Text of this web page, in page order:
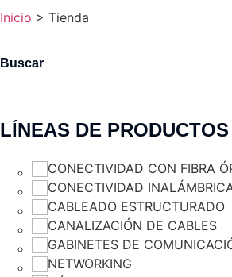
Inicio > Tienda
Buscar
LÍNEAS DE PRODUCTOS
CONECTIVIDAD CON FIBRA
CONECTIVIDAD
CABLEADO ESTRUCTURADO
CANALIZACIÓN DE CABLES
GABINETES DE
NETWORKING